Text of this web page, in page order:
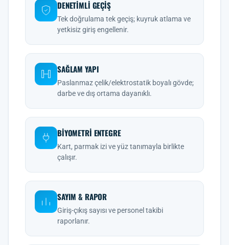
DENETIMLI GEÇIŞ
Tek doğrulama tek geçiş; kuyruk atlama ve
yetkisiz giriş engellenir.
SAĞLAM YAPI
Paslanmaz çelik/elektrostatik boyalı gövde;
darbe ve dış ortama dayanıklı.
BIYOMETRI ENTEGRE
Kart, parmak izi ve yüz tanımayla birlikte
çalışır.
SAYIM & RAPOR
Giriş-çıkış sayısı ve personel takibi
raporlanır.